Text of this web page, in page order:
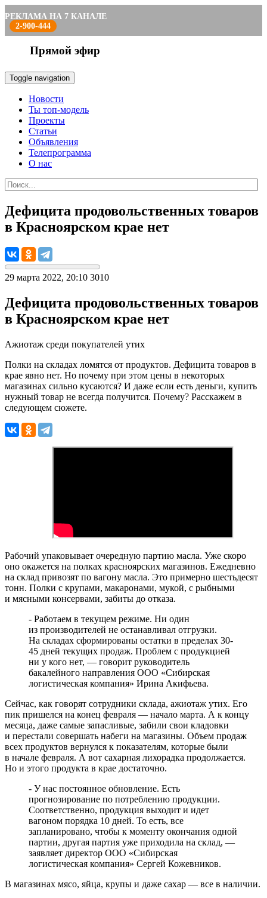
РЕКЛАМА НА 7 КАНАЛЕ
2-900-444
Прямой эфир
Toggle navigation
Новости
Ты топ-модель
Проекты
Статьи
Объявления
Телепрограмма
О нас
Дефицита продовольственных товаров
в Красноярском крае нет
29 марта 2022, 20:10 3010
Дефицита продовольственных товаров
в Красноярском крае нет
Ажиотаж среди покупателей утих
Полки на складах ломятся от продуктов. Дефицита товаров в
крае явно нет. Но почему при этом цены в некоторых
магазинах сильно кусаются? И даже если есть деньги, купить
нужный товар не всегда получится. Почему? Расскажем в
следующем сюжете.
Рабочий упаковывает очередную партию масла. Уже скоро
оно окажется на полках красноярских магазинов. Ежедневно
на склад привозят по вагону масла. Это примерно шестьдесят
тонн. Полки с крупами, макаронами, мукой, с рыбными
и мясными консервами, забиты до отказа.
- Работаем в текущем режиме. Ни один
из производителей не останавливал отгрузки.
На складах сформированы остатки в пределах 30-
45 дней текущих продаж. Проблем с продукцией
ни у кого нет, — говорит руководитель
бакалейного направления ООО «Сибирская
логистическая компания» Ирина Акифьева.
Сейчас, как говорят сотрудники склада, ажиотаж утих. Его
пик пришелся на конец февраля — начало марта. А к концу
месяца, даже самые запасливые, забили свои кладовки
и перестали совершать набеги на магазины. Объем продаж
всех продуктов вернулся к показателям, которые были
в начале февраля. А вот сахарная лихорадка продолжается.
Но и этого продукта в крае достаточно.
- У нас постоянное обновление. Есть
прогнозирование по потреблению продукции.
Соответственно, продукция выходит и идет
вагоном порядка 10 дней. То есть, все
запланировано, чтобы к моменту окончания одной
партии, другая партия уже приходила на склад, —
заявляет директор ООО «Сибирская
логистическая компания» Сергей Кожевников.
В магазинах мясо, яйца, крупы и даже сахар — все в наличии.